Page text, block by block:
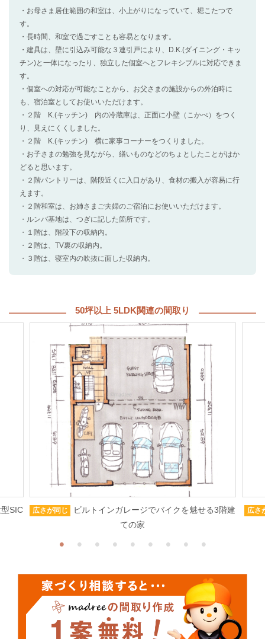
・お母さま居住範囲の和室は、小上がりになっていて、堀こたつで
す。
・長時間、和室で過ごすことも容易となります。
・建具は、壁に引込み可能な３連引戸により、D.K.(ダイニング・キッ
チン)と一体になったり、独立した個室へとフレキシブルに対応できま
す。
・個室への対応が可能なことから、お父さまの施設からの外泊時に
も、宿泊室としてお使いいただけます。
・２階 K.(キッチン) 内の冷蔵庫は、正面に小壁（こかべ）をつく
り、見えにくくしました。
・２階 K.(キッチン) 横に家事コーナーをつくりました。
・お子さまの勉強を見ながら、繕いものなどのちょとしたことがはか
どると思います。
・２階パントリーは、階段近くに入口があり、食材の搬入が容易に行
えます。
・２階和室は、お姉さまご夫婦のご宿泊にお使いいただけます。
・ルンバ基地は、つぎに記した箇所です。
・１階は、階段下の収納内。
・２階は、TV裏の収納内。
・３階は、寝室内の吹抜に面した収納内。
50坪以上 5LDK関連の間取り
SIC 広さが同じ
ビルトインガレージでバイクを魅せる3階建
ての家
広さ